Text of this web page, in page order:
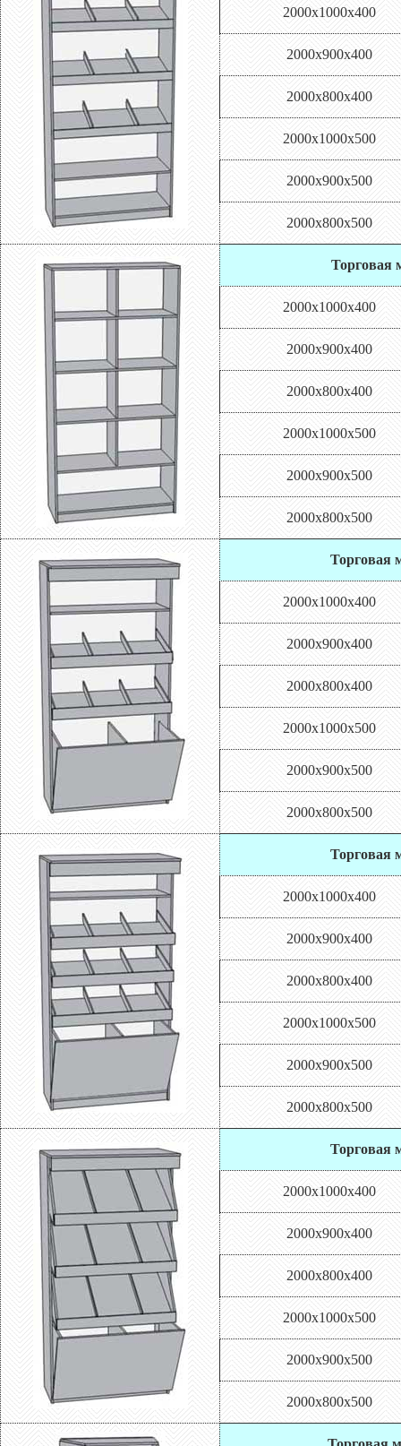
2000х1000х400
2000х900х400
2000х800х400
2000х1000х500
2000х900х500
2000х800х500
Торговая
2000х1000х400
2000х900х400
2000х800х400
2000х1000х500
2000х900х500
2000х800х500
Торговая
2000х1000х400
2000х900х400
2000х800х400
2000х1000х500
2000х900х500
2000х800х500
Торговая
2000х1000х400
2000х900х400
2000х800х400
2000х1000х500
2000х900х500
2000х800х500
Торговая
2000х1000х400
2000х900х400
2000х800х400
2000х1000х500
2000х900х500
2000х800х500